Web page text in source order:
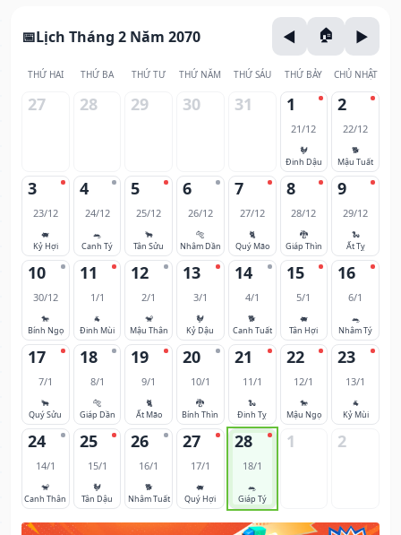
Lịch Tháng 2 Năm 2070
THỨ HAI THỨ BA THỨ TƯ THỨ NĂM THỨ SÁU THỨ BẢY CHỦ NHẬT
27 28 29 30 31 1
21/12
🐓
Đinh Dậu
2
22/12
🐕
Mậu Tuất
3
23/12
🐖
Kỷ Hợi
4
24/12
🐀
Canh Tý
5
25/12
🐂
Tân Sửu
6
26/12
🐅
Nhâm Dần
7
27/12
🐈
Quý Mão
8
28/12
🐉
Giáp Thìn
9
29/12
🐍
Ất Tỵ
10
30/12
🐎
Bính Ngọ
11
1/1
🐐
Đinh Mùi
12
2/1
🐒
Mậu Thân
13
3/1
🐓
Kỷ Dậu
14
4/1
🐕
Canh Tuất
15
5/1
🐖
Tân Hợi
16
6/1
🐀
Nhâm Tý
17
7/1
🐂
Quý Sửu
18
8/1
🐅
Giáp Dần
19
9/1
🐈
Ất Mão
20
10/1
🐉
Bính Thìn
21
11/1
🐍
Đinh Tỵ
22
12/1
🐎
Mậu Ngọ
23
13/1
🐐
Kỷ Mùi
24
14/1
🐒
Canh Thân
25
15/1
🐓
Tân Dậu
26
16/1
🐕
Nhâm Tuất
27
17/1
🐖
Quý Hợi
28
18/1
🐀
Giáp Tý
1 2